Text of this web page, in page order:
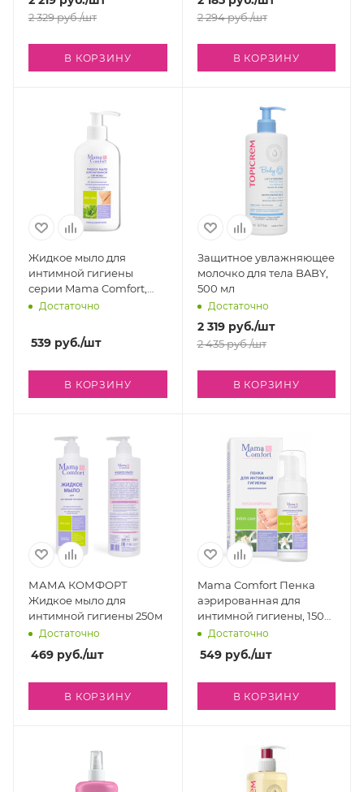
2 329руб./шт
В КОРЗИНУ
2 294руб./шт
В КОРЗИНУ
Жидкое мыло для
интимной гигиены
серии Mama Comfort,
500 мл.
Достаточно
539 руб./шт
В КОРЗИНУ
Защитное увлажняющее
молочко для тела BABY,
500 мл
Достаточно
2 319руб./шт
2 435руб./шт
В КОРЗИНУ
МАМА КОМФОРТ
Жидкое мыло для
интимной гигиены 250м
Достаточно
469 руб./шт
В КОРЗИНУ
Mama Comfort Пенка
аэрированная для
интимной гигиены, 150
млДостаточно
549руб./шт
В КОРЗИНУ